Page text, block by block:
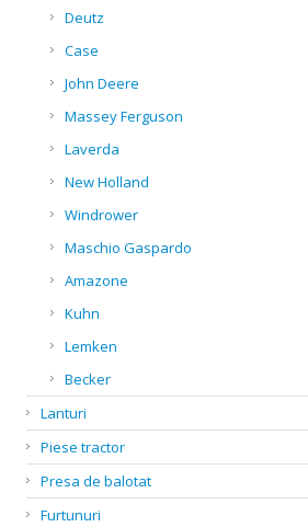
Deutz
Case
John Deere
Massey Ferguson
Laverda
New Holland
Windrower
Maschio Gaspardo
Amazone
Kuhn
Lemken
Becker
Lanturi
Piese tractor
Presa de balotat
Furtunuri